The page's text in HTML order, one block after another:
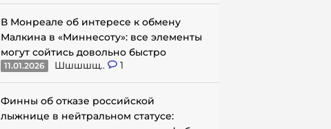
В Монреале об интересе к обмену
Малкина в «Миннесоту»: все элементы
могут сойтись довольно быстро
11.01.2026 Шшшшщ.. 1
Финны об отказе российской
лыжнице в нейтральном статусе: